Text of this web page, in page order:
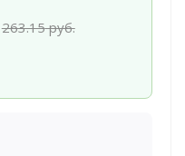
263.15руб.